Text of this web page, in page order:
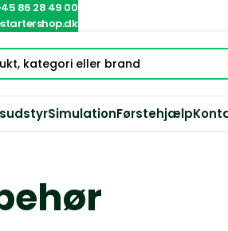
SimulationFørstehjælp
86 28 49 00